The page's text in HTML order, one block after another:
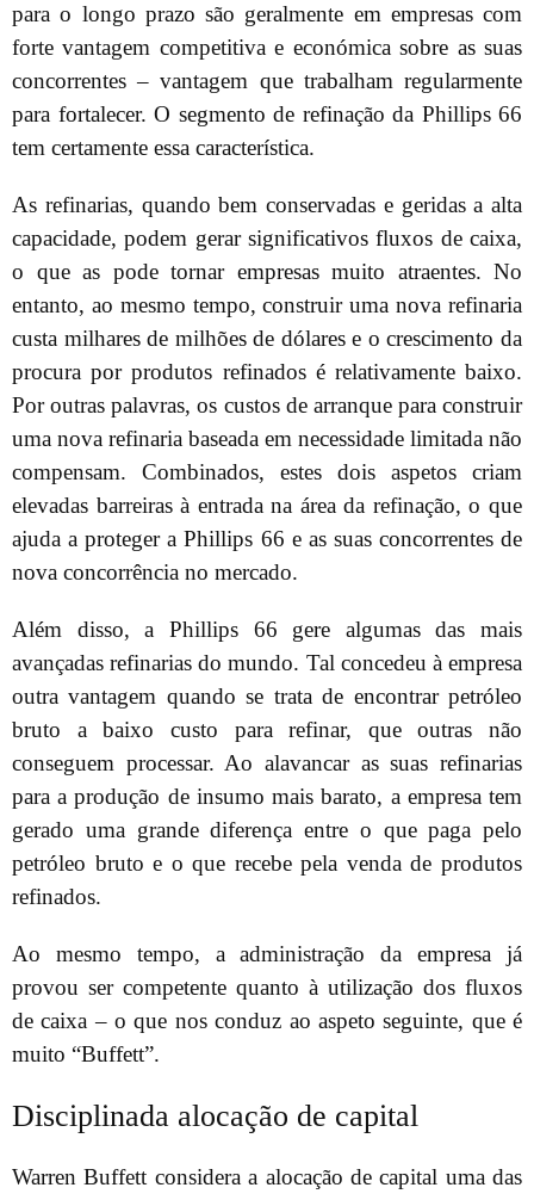
para o longo prazo são geralmente em empresas com
forte vantagem competitiva e económica sobre as suas
concorrentes – vantagem que trabalham regularmente
para fortalecer. O segmento de refinação da Phillips 66
tem certamente essa característica.
As refinarias, quando bem conservadas e geridas a alta
capacidade, podem gerar significativos fluxos de caixa,
o que as pode tornar empresas muito atraentes. No
entanto, ao mesmo tempo, construir uma nova refinaria
custa milhares de milhões de dólares e o crescimento da
procura por produtos refinados é relativamente baixo.
Por outras palavras, os custos de arranque para construir
uma nova refinaria baseada em necessidade limitada não
compensam. Combinados, estes dois aspetos criam
elevadas barreiras à entrada na área da refinação, o que
ajuda a proteger a Phillips 66 e as suas concorrentes de
nova concorrência no mercado.
Além disso, a Phillips 66 gere algumas das mais
avançadas refinarias do mundo. Tal concedeu à empresa
outra vantagem quando se trata de encontrar petróleo
bruto a baixo custo para refinar, que outras não
conseguem processar. Ao alavancar as suas refinarias
para a produção de insumo mais barato, a empresa tem
gerado uma grande diferença entre o que paga pelo
petróleo bruto e o que recebe pela venda de produtos
refinados.
Ao mesmo tempo, a administração da empresa já
provou ser competente quanto à utilização dos fluxos
de caixa – o que nos conduz ao aspeto seguinte, que é
muito “Buffett”.
Disciplinada alocação de capital
Warren Buffett considera a alocação de capital uma das